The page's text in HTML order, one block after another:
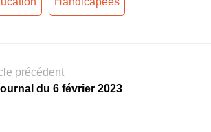
précédent
du 6 février 2023